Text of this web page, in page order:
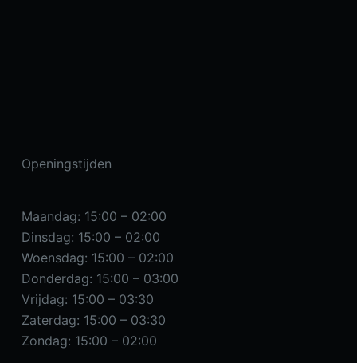
Openingstijden
Maandag: 15:00 – 02:00
Dinsdag: 15:00 – 02:00
Woensdag: 15:00 – 02:00
Donderdag: 15:00 – 03:00
Vrijdag: 15:00 – 03:30
Zaterdag: 15:00 – 03:30
Zondag: 15:00 – 02:00